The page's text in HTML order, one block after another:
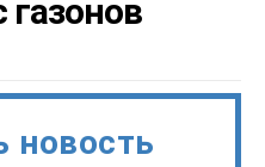
газонов
новость